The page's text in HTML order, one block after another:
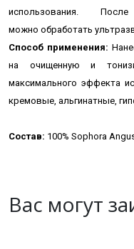
использования.
можно обработать
Способ применения:
на очищенную и
максимального эффекта
кремовые, альгинатные,
Состав: 100% Sophora
Вас могут